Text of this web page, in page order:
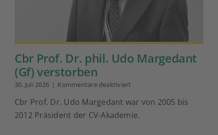
Cbr Prof. Dr. phil. Udo Margedant
(Gf) verstorben
30. Juli 2026 | Kommentare deaktiviert
Prof.
Dr.
phil.
Cbr Prof. Dr. Udo Margedant war von 2005 bis
2012 Präsident der CV-Akademie.